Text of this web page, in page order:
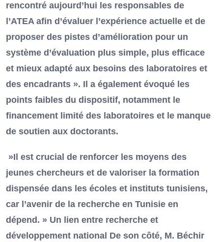
rencontré aujourd’hui les responsables de
l’ATEA afin d’évaluer l’expérience actuelle et de
proposer des pistes d’amélioration pour un
système d’évaluation plus simple, plus efficace
et mieux adapté aux besoins des laboratoires et
des encadrants ». Il a également évoqué les
points faibles du dispositif, notamment le
financement limité des laboratoires et le manque
de soutien aux doctorants.
»Il est crucial de renforcer les moyens des
jeunes chercheurs et de valoriser la formation
dispensée dans les écoles et instituts tunisiens,
car l’avenir de la recherche en Tunisie en
dépend. » Un lien entre recherche et
développement national De son côté, M. Béchir